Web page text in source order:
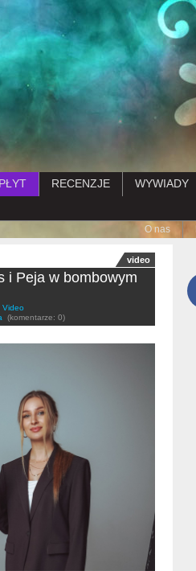
do treści
RECENZJE WYWIADY
Submenu
O nas
video
i Peja w bombowym
Video
(komentarze: 0)